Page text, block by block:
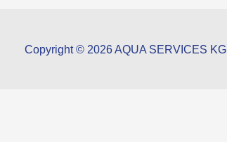
Copyright © 2026 AQUA SERVICES KG